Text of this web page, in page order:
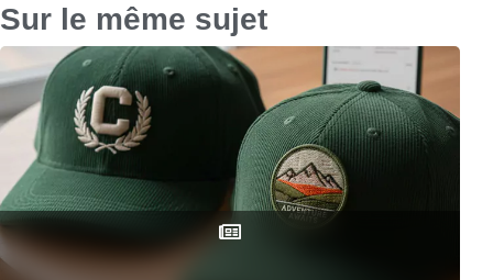
Sur le même sujet